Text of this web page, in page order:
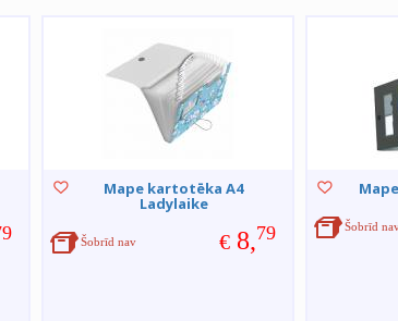
Mape kartotēka A4
Ladylaike
€ 8,79
Šobrīd nav
Šobrīd